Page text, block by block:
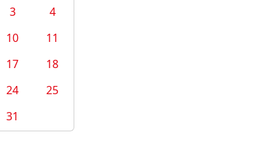
3
4
10
11
17
18
24
25
31